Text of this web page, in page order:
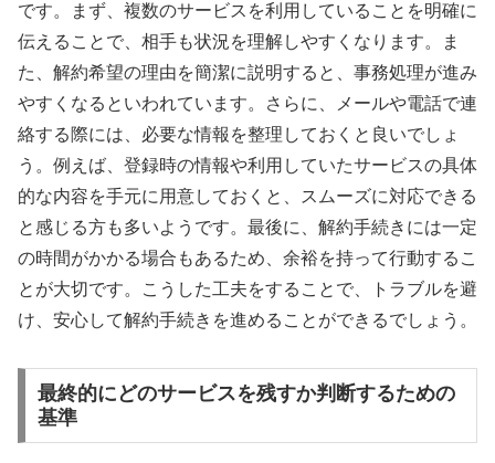
です。まず、複数のサービスを利用していることを明確に
伝えることで、相手も状況を理解しやすくなります。ま
た、解約希望の理由を簡潔に説明すると、事務処理が進み
やすくなるといわれています。さらに、メールや電話で連
絡する際には、必要な情報を整理しておくと良いでしょ
う。例えば、登録時の情報や利用していたサービスの具体
的な内容を手元に用意しておくと、スムーズに対応できる
と感じる方も多いようです。最後に、解約手続きには一定
の時間がかかる場合もあるため、余裕を持って行動するこ
とが大切です。こうした工夫をすることで、トラブルを避
け、安心して解約手続きを進めることができるでしょう。
最終的にどのサービスを残すか判断するための
基準